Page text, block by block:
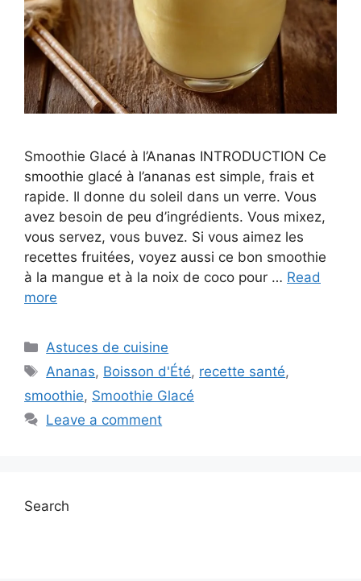
Smoothie Glacé à l’Ananas INTRODUCTION Ce
smoothie glacé à l’ananas est simple, frais et
rapide. Il donne du soleil dans un verre. Vous
avez besoin de peu d’ingrédients. Vous mixez,
vous servez, vous buvez. Si vous aimez les
recettes fruitées, voyez aussi ce bon smoothie
à la mangue et à la noix de coco pour … Read
more
Categories
Astuces de cuisine
Tags
Ananas, Boisson d'Été, recette santé,
smoothie, Smoothie Glacé
Leave a comment
Search